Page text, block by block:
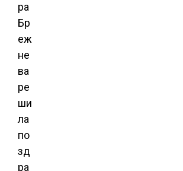
ра
Бр
еж
не
ва
ре
ши
ла
по
зд
ра